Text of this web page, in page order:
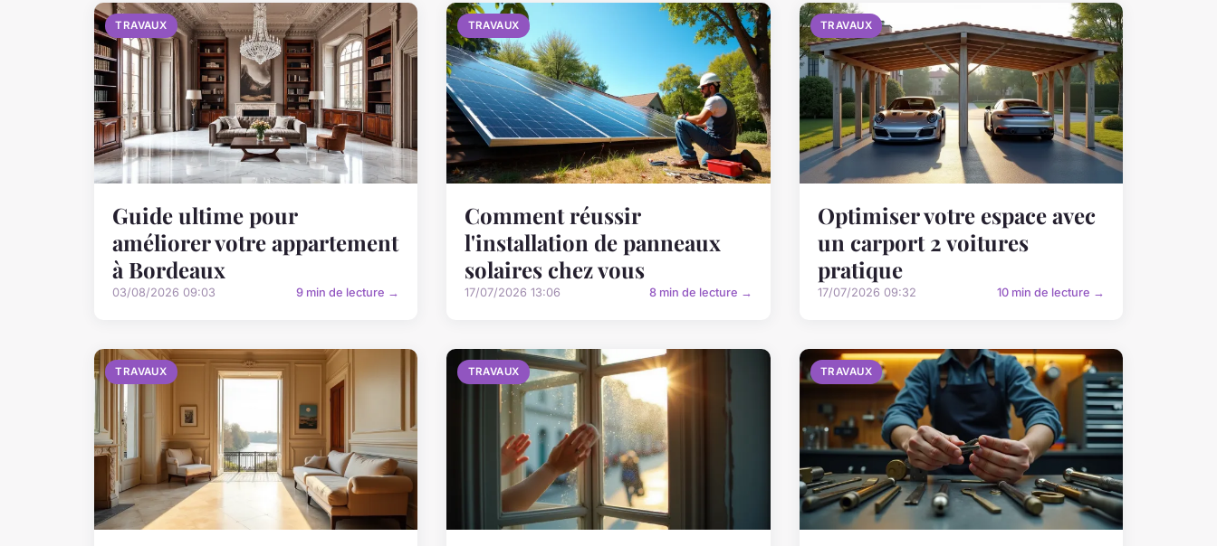
TRAVAUX
Guide ultime pour
améliorer votre appartement
à Bordeaux
03/08/2026 09:03 9 min de lecture →
TRAVAUX
Comment réussir
l'installation de panneaux
solaires chez vous
17/07/2026 13:06 8 min de lecture →
TRAVAUX
Optimiser votre espace avec
un carport 2 voitures
pratique
17/07/2026 09:32 10 min de lecture →
TRAVAUX TRAVAUX TRAVAUX